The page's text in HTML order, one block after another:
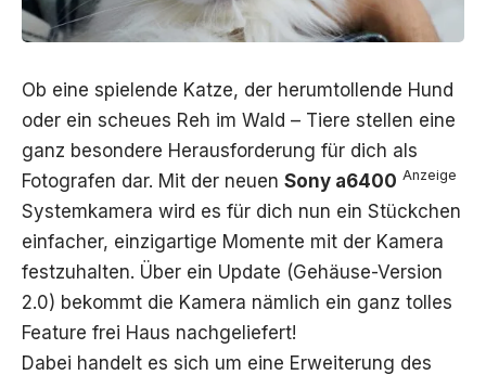
Ob eine spielende Katze, der herumtollende Hund
oder ein scheues Reh im Wald – Tiere stellen eine
ganz besondere Herausforderung für dich als
Fotografen dar. Mit der neuen Sony a6400 Anzeige
Systemkamera wird es für dich nun ein Stückchen
einfacher, einzigartige Momente mit der Kamera
festzuhalten. Über ein Update (Gehäuse-Version
2.0) bekommt die Kamera nämlich ein ganz tolles
Feature frei Haus nachgeliefert!
Dabei handelt es sich um eine Erweiterung des